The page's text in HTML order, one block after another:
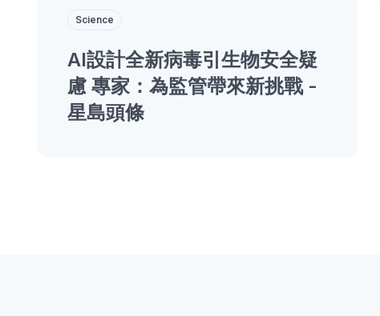
Science
AI設計全新病毒引生物安全疑
慮 專家：為監管帶來新挑戰 -
星島頭條